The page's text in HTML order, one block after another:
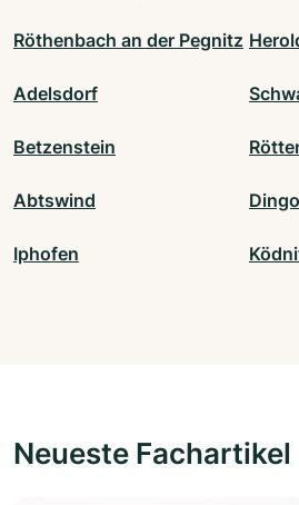
Röthenbach an der Pegnitz
Adelsdorf
Betzenstein
Abtswind
Iphofen
Neueste Fachartikel